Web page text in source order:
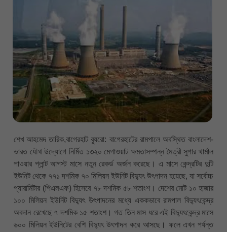
শেখ আহমেদ তারিক,বাগেরহাট ব্যুরো: বাগেরহাটের রামপালে অবস্থিত বাংলাদেশ-
ভারত যৌথ উদ্যোগে নির্মিত ১৩২০ মেগাওয়াট ক্ষমতাসম্পন্ন মৈত্রী সুপার থার্মাল
পাওয়ার প্লান্ট আগস্ট মাসে নতুন রেকর্ড অর্জন করেছে। এ মাসে কেন্দ্রটির দুটি
ইউনিট থেকে ৭৭১ দশমিক ৭০ মিলিয়ন ইউনিট বিদ্যুৎ উৎপাদন হয়েছে, যা সর্বোচ্চ
প্যারামিটার (পিএলএফ) হিসেবে ৭৮ দশমিক ৫৮ শতাংশ। দেশের মোট ১০ হাজার
১০০ মিলিয়ন ইউনিট বিদ্যুৎ উৎপাদনের মধ্যে এককভাবে রামপাল বিদ্যুৎকেন্দ্র
অবদান রেখেছে ৭ দশমিক ১৫ শতাংশ। গত তিন মাস ধরে এই বিদ্যুৎকেন্দ্র মাসে
৬০০ মিলিয়ন ইউনিটের বেশি বিদ্যুৎ উৎপাদন করে আসছে। ফলে এখন পর্যন্ত